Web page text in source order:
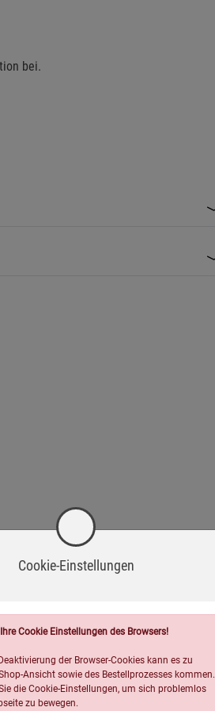
bei.
Cookie-Einstellungen
Cookie Einstellungen des Browsers!
der Browser-Cookies kann es zu
Ansicht sowie des Bestellprozesses kommen.
die Cookie-Einstellungen, um sich problemlos
zu bewegen.